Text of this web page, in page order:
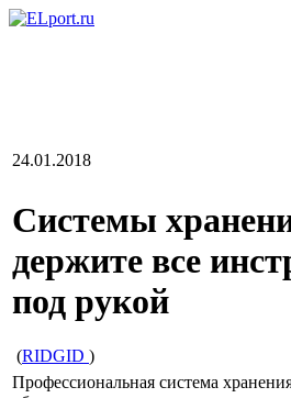
24.01.2018
Системы
держите все
под рукой
(RIDGID )
Профессиональная система